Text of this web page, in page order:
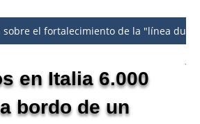
sobre el fortalecimiento de la "línea
en Italia 6.000
bordo de un